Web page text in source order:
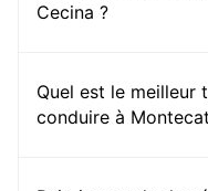
Cecina ?
Quel est le meilleur
conduire à